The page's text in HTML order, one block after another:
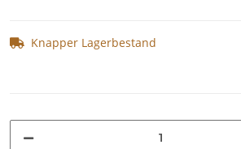
Knapper Lagerbestand